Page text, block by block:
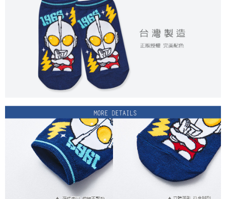
每筆NT$80，滿NT$859(含以上)免運費
每筆NT$85，滿NT$859(含以上)免運費